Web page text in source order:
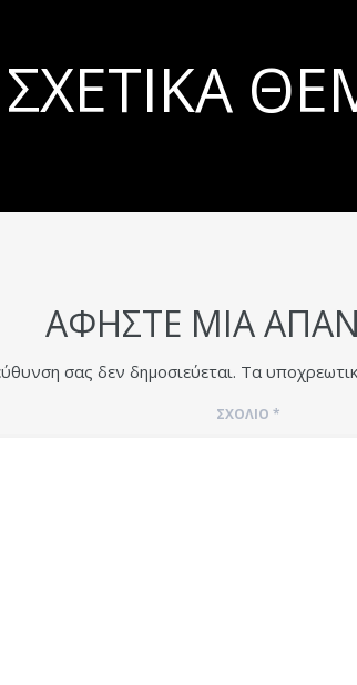
ΣΧΕΤΙΚΆ
ΑΦΉΣΤΕ ΜΙΑ
σας δεν δημοσιεύεται. Τα
ΣΧΌΛΙΟ *